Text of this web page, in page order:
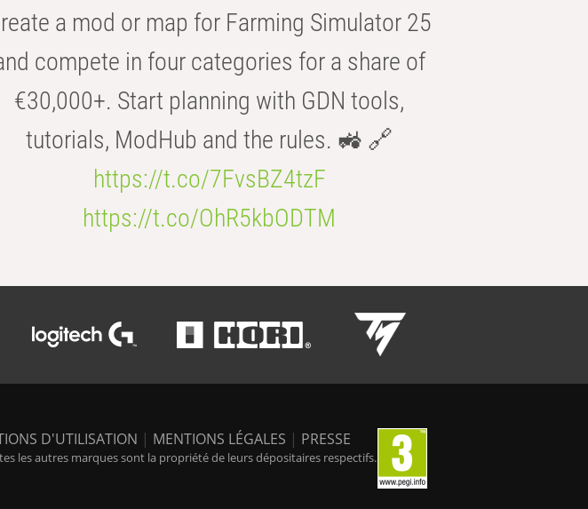
a mod or map for Farming Simulator 25
compete in four categories for a share of
€30,000+. Start planning with GDN tools,
tutorials, ModHub and the rules. 🚜 🔗
https://t.co/7FvsBZ4tzF
https://t.co/OhR5kbODTM
D'UTILISATION | MENTIONS LÉGALES | PRESSE
les autres marques sont la propriété de leurs dépositaires respectifs.